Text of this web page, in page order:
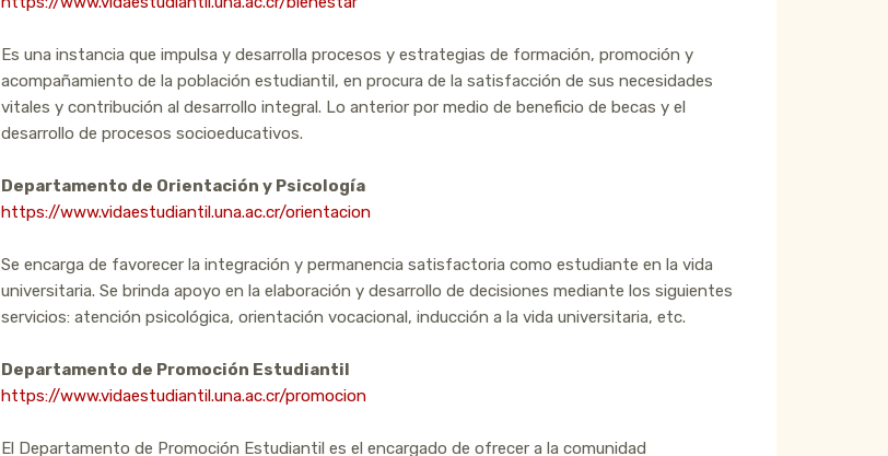
Es una instancia que impulsa y desarrolla procesos y estrategias de formación, promoción y
acompañamiento de la población estudiantil, en procura de la satisfacción de sus necesidades
vitales y contribución al desarrollo integral. Lo anterior por medio de beneficio de becas y el
desarrollo de procesos socioeducativos.
Departamento de Orientación y Psicología
https://www.vidaestudiantil.una.ac.cr/orientacion
Se encarga de favorecer la integración y permanencia satisfactoria como estudiante en la vida
universitaria. Se brinda apoyo en la elaboración y desarrollo de decisiones mediante los siguientes
servicios: atención psicológica, orientación vocacional, inducción a la vida universitaria, etc.
Departamento de Promoción Estudiantil
https://www.vidaestudiantil.una.ac.cr/promocion
El Departamento de Promoción Estudiantil es el encargado de ofrecer a la comunidad